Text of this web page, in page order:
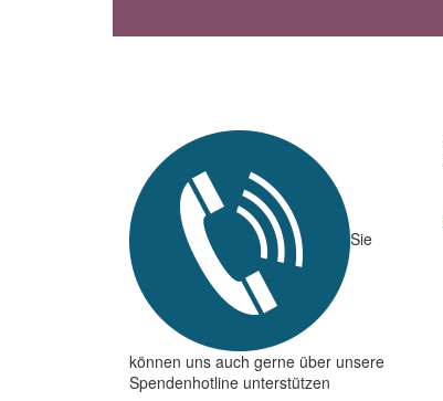
Sie
können uns auch gerne über unsere
Spendenhotline unterstützen